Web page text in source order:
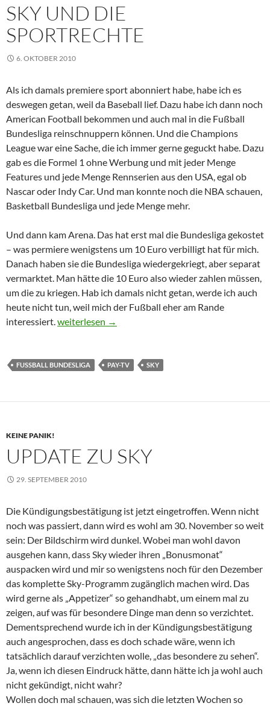
SKY UND DIE
SPORTRECHTE
6. OKTOBER 2010
Als ich damals premiere sport abonniert habe, habe ich es
deswegen getan, weil da Baseball lief. Dazu habe ich dann noch
American Football bekommen und auch mal in die Fußball
Bundesliga reinschnuppern können. Und die Champions
League war eine Sache, die ich immer gerne geguckt habe. Dazu
gab es die Formel 1 ohne Werbung und mit jeder Menge
Features und jede Menge Rennserien aus den USA, egal ob
Nascar oder Indy Car. Und man konnte noch die NBA schauen,
Basketball Bundesliga und jede Menge mehr.
Und dann kam Arena. Das hat erst mal die Bundesliga gekostet
– was permiere wenigstens um 10 Euro verbilligt hat für mich.
Danach haben sie die Bundesliga wiedergekriegt, aber separat
vermarktet. Man hätte die 10 Euro also wieder zahlen müssen,
um die zu kriegen. Hab ich damals nicht getan, werde ich auch
heute nicht tun, weil mich der Fußball eher am Rande
interessiert.Sky und die Sportrechte
weiterlesen →
FUSSBALL BUNDESLIGA PAY-TV SKY
KEINE PANIK!
UPDATE ZU SKY
29. SEPTEMBER 2010
Die Kündigungsbestätigung ist jetzt eingetroffen. Wenn nicht
noch was passiert, dann wird es wohl am 30. November so weit
sein: Der Bildschirm wird dunkel. Wobei man wohl davon
ausgehen kann, dass Sky wieder ihren „Bonusmonat“
auspacken wird und mir so wenigstens noch für den Dezember
das komplette Sky-Programm zugänglich machen wird. Das
wird gerne als „Appetizer“ so gehandhabt, um einem mal zu
zeigen, auf was für besondere Dinge man denn so verzichtet.
Dementsprechend wurde ich in der Kündigungsbestätigung
auch angesprochen, dass es doch schade wäre, wenn ich
tatsächlich darauf verzichten wolle, „das besondere zu sehen“.
Ja, wenn ich diesen Eindruck hätte, dann hätte ich ja wohl auch
nicht gekündigt, nicht wahr?
Wollen doch mal schauen, was sich die letzten Wochen so